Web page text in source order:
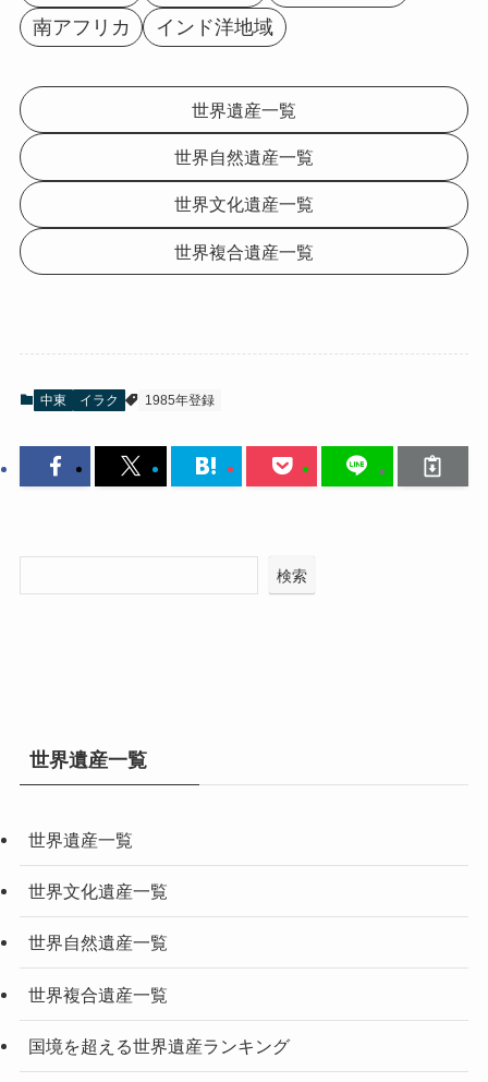
南アフリカ
インド洋地域
世界遺産一覧
世界自然遺産一覧
世界文化遺産一覧
世界複合遺産一覧
中東 イラク 1985年登録
検索
世界遺産一覧
世界遺産一覧
世界文化遺産一覧
世界自然遺産一覧
世界複合遺産一覧
国境を超える世界遺産ランキング